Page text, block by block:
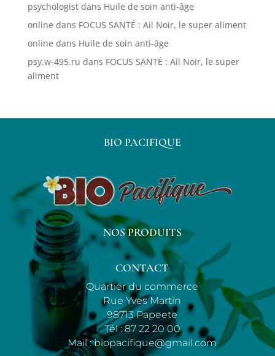
psychologistdans Huile de soin anti-âge
online dans FOCUS SANTÉ : Ail Noir, le super aliment
online dans Huile de soin anti-âge
psy.w-495.ru dans FOCUS SANTÉ : Ail Noir, le super
aliment
BIO PACIFIQUE
NOS PRODUITS
CONTACT
Quartier du commerce
Rue Yves Martin
98713 Papeete
Tél :87 22 20 00
Mail :biopacifique@gmail.com